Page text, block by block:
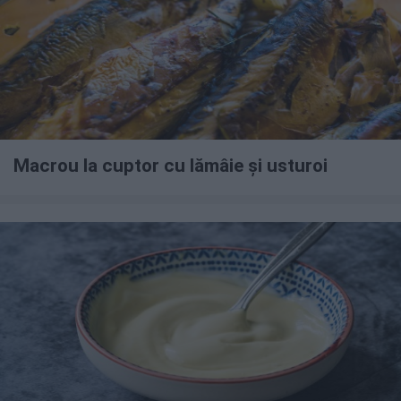
Macrou la cuptor cu lămâie și usturoi